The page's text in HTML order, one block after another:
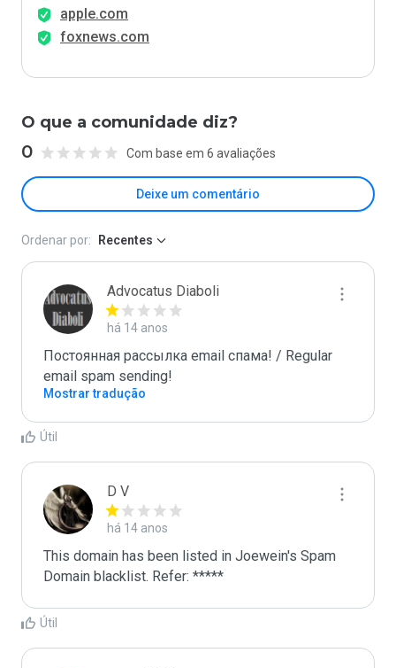
apple.com
foxnews.com
O que a comunidade diz?
0 Com base em 6 avaliações
Deixe um comentário
Ordenar por: Recentes
Advocatus Diaboli
há 14 anos
Постоянная рассылка email спама! / Regular
email spam sending!
Mostrar tradução
Útil
D V
há 14 anos
This domain has been listed in Joewein's Spam
Domain blacklist. Refer: *****
Útil